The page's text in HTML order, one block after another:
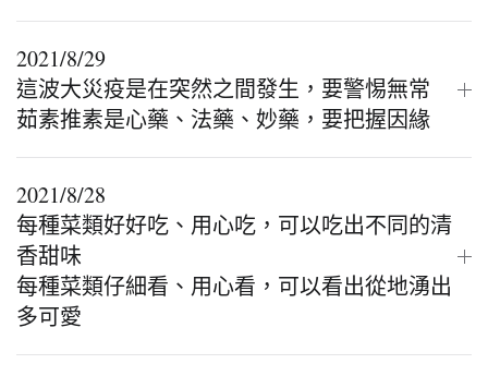
2021/8/29
這波大災疫是在突然之間發生，要警惕無常
茹素推素是心藥、法藥、妙藥，要把握因緣
2021/8/28
每種菜類好好吃、用心吃，可以吃出不同的清
香甜味
每種菜類仔細看、用心看，可以看出從地湧出
多可愛